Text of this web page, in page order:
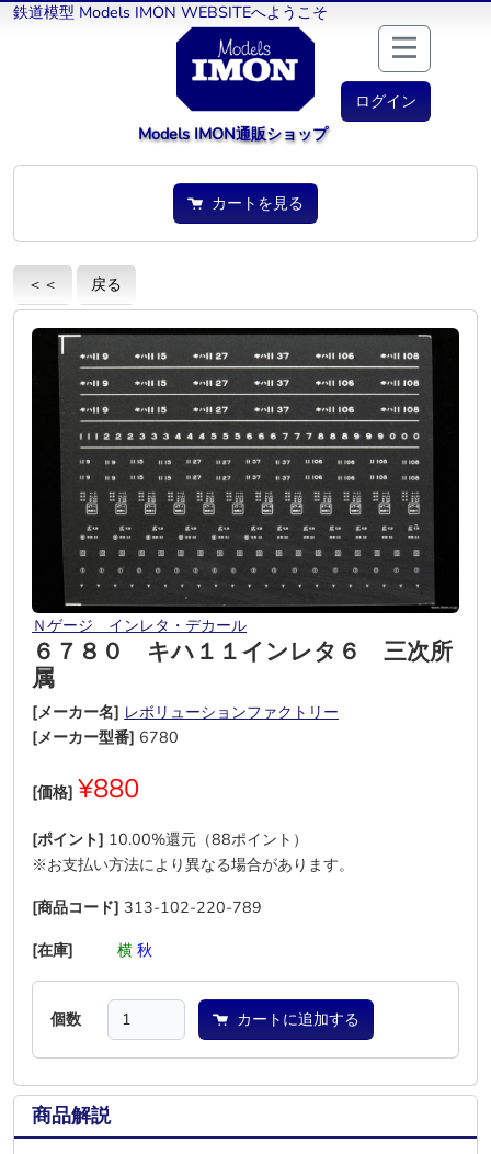
鉄道模型 Models IMON WEBSITEへようこそ
ログイン
Models IMON通販ショップ
カートを見る
＜＜ 戻る
Ｎゲージ インレタ・デカール
６７８０ キハ１１インレタ６ 三次所
属
[メーカー名] レボリューションファクトリー
[メーカー型番] 6780
[価格] ¥880
[ポイント] 10.00%還元（88ポイント）
※お支払い方法により異なる場合があります。
[商品コード] 313-102-220-789
[在庫]
横 秋
個数 カートに追加する
商品解説